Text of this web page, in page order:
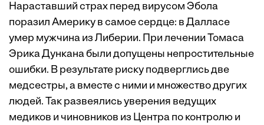
Нараставший страх перед вирусом Эбола
поразил Америку в самое сердце: в Далласе
умер мужчина из Либерии. При лечении Томаса
Эрика Дункана были допущены непростительные
ошибки. В результате риску подверглись две
медсестры, а вместе с ними и множество других
людей. Так развеялись уверения ведущих
медиков и чиновников из Центра по контролю и